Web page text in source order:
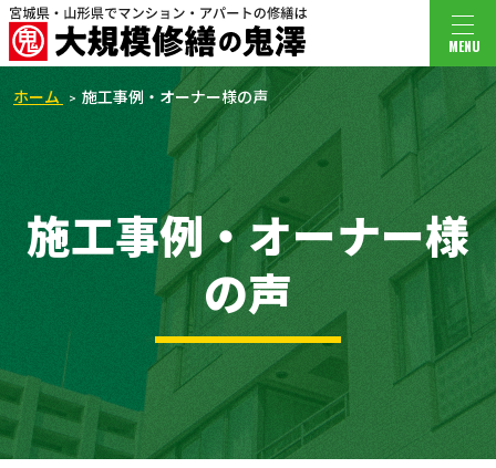
MENU
ホーム 施工事例・オーナー様の声
施工事例・オーナー様
の声